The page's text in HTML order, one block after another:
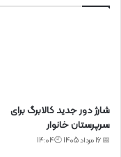
شارژ دور جدید کالابرگ برای
سرپرستان خانوار
📅 16 مرداد 1405 🕙14:04